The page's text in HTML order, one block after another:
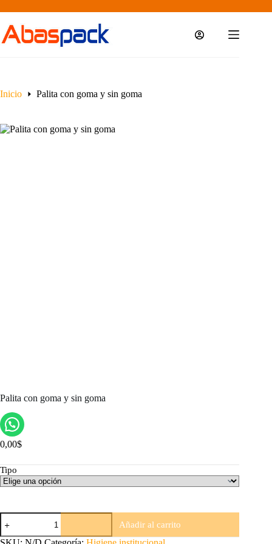
al
contenido
Inicio Palita con goma y sin goma
Palita con goma y sin goma
0,00$
Tipo
Palita
con
goma
Añadir al carrito